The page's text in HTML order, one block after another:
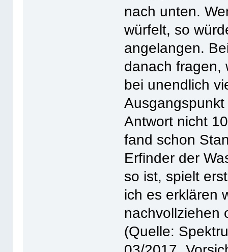
nach unten.
würfelt, so
angelangen.
danach fragen,
bei unendlich
Antwort nicht
fand schon
Erfinder der
so ist, spielt
ich es erklären
nachvollziehen
(Quelle: